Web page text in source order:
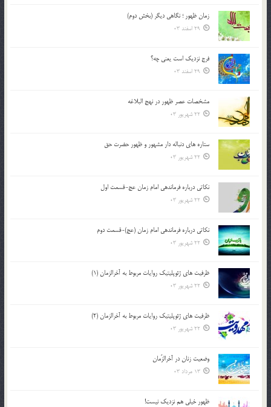
زمان ظهور ؛ نگاهی دیگر (بخش دوم)
29 اسفند 03
فرج نزدیک است یعنی چه؟
29 اسفند 03
مشخصات عصر ظهور در نهج البلاغه
22 شهریور 03
ستاره های دنباله دار مشهور و ظهور حضرت حق
22 شهریور 03
نکاتى درباره فرماندهى امام زمان عج-قسمت اول
22 شهریور 03
نکاتى درباره فرماندهى امام زمان (عج)-قسمت دوم
22 شهریور 03
ظرفیت های ژئوپلیتیک روایات مربوط به آخرالزمان (1)
22 شهریور 03
ظرفیت های ژئوپلیتیک روایات مربوط به آخرالزمان (2)
22 شهریور 03
وضعیت زنان در آخرالزّمان
13 مرداد 03
ظهور خیلی هم نزدیک نیست!